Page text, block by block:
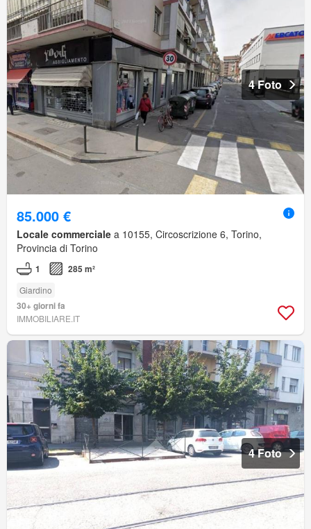
4 Foto
85.000 €
Locale commerciale a 10155, Circoscrizione 6, Torino,
Provincia di Torino
1 285 m²
Giardino
30+ giorni fa
IMMOBILIARE.IT
4 Foto